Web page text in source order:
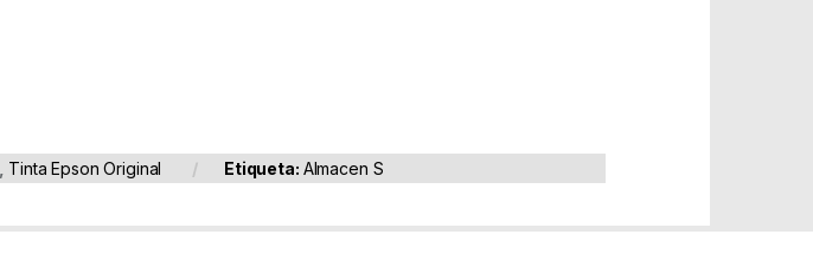
Tinta Epson Original Etiqueta: Almacen S